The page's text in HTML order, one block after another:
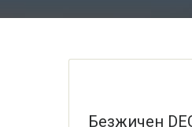
Безжичен